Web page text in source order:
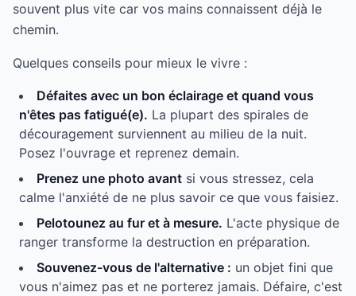
souvent plus vite car vos mains connaissent déjà le
chemin.
Quelques conseils pour mieux le vivre :
Défaites avec un bon éclairage et quand vous
n'êtes pas fatigué(e). La plupart des spirales de
découragement surviennent au milieu de la nuit.
Posez l'ouvrage et reprenez demain.
Prenez une photo avant si vous stressez, cela
calme l'anxiété de ne plus savoir ce que vous faisiez.
Pelotounez au fur et à mesure. L'acte physique de
ranger transforme la destruction en préparation.
Souvenez-vous de l'alternative : un objet fini que
vous n'aimez pas et ne porterez jamais. Défaire, c'est